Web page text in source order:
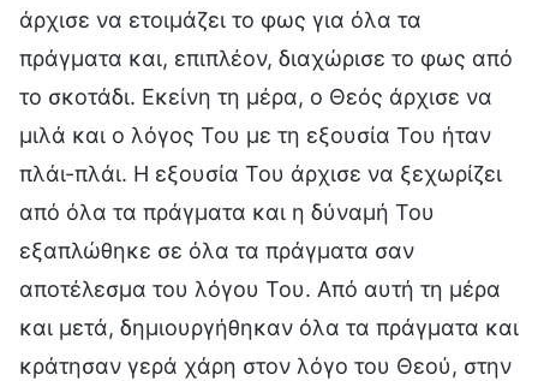
άρχισε να ετοιμάζει το φως για όλα τα
πράγματα και, επιπλέον, διαχώρισε το φως από
το σκοτάδι. Εκείνη τη μέρα, ο Θεός άρχισε να
μιλά και ο λόγος Του με τη εξουσία Του ήταν
πλάι-πλάι. Η εξουσία Του άρχισε να ξεχωρίζει
από όλα τα πράγματα και η δύναμή Του
εξαπλώθηκε σε όλα τα πράγματα σαν
αποτέλεσμα του λόγου Του. Από αυτή τη μέρα
και μετά, δημιουργήθηκαν όλα τα πράγματα και
κράτησαν γερά χάρη στον λόγο του Θεού, στην